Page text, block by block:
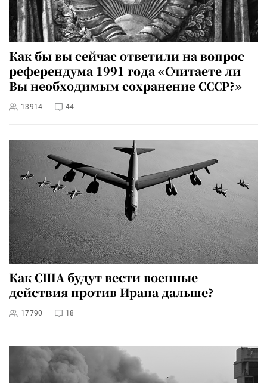
Как бы вы сейчас ответили на вопрос
референдума 1991 года «Считаете ли
Вы необходимым сохранение СССР?»
13914 44
Как США будут вести военные
действия против Ирана дальше?
17790 18